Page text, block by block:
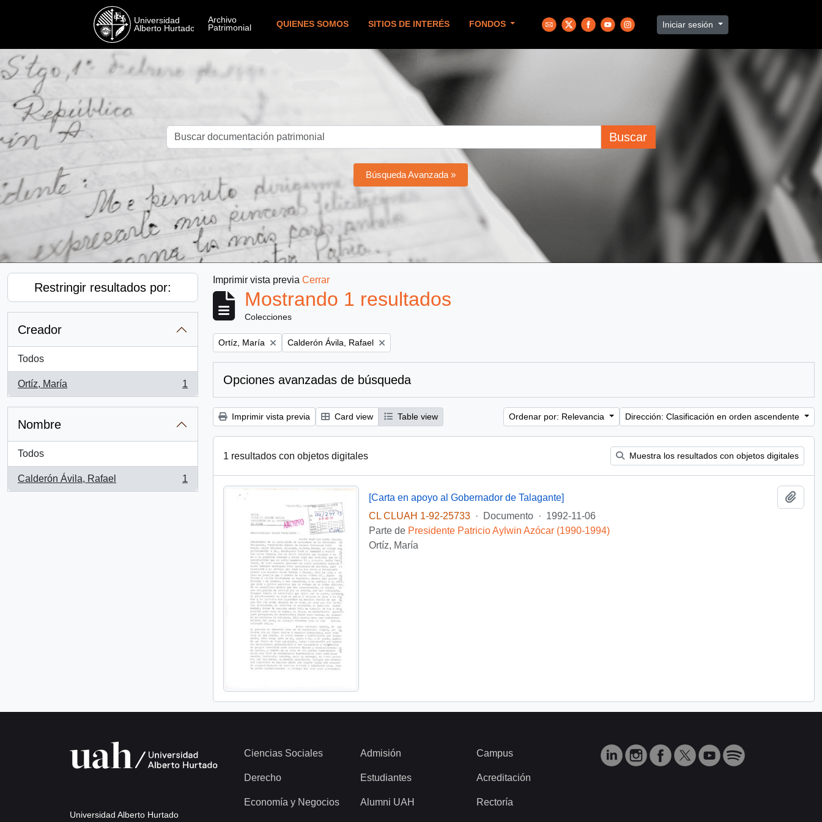
QUIENES SOMOS SITIOS DE INTERÉS FONDOS Iniciar sesión
Buscar
Búsqueda Avanzada »
Restringir resultados por:
Creador
Todos
Ortíz, María
, 1 resultados
1
Nombre
Todos
Calderón Ávila, Rafael
, 1 resultados
1
Imprimir vista previa Cerrar
Mostrando 1 resultados
Colecciones
Remove filter:
Ortíz, María Remove filter:
Calderón Ávila, Rafael
Opciones avanzadas de búsqueda
Imprimir vista previa Card view Table view Ordenar por: Relevancia Dirección: Clasificación en orden ascendente
1 resultados con objetos digitales Muestra los resultados con objetos digitales
[Carta en apoyo al Gobernador de Talagante]
CL CLUAH 1-92-25733
· Documento · 1992-11-06
Parte de Presidente Patricio Aylwin Azócar (1990-1994)
Ortíz, María
Universidad Alberto Hurtado
Ciencias Sociales
Derecho
Economía y Negocios
Admisión
Estudiantes
Alumni UAH
Campus
Acreditación
Rectoría